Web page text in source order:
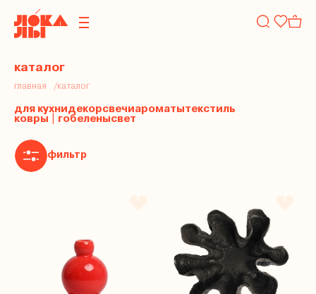
каталог
главная каталог
для кухнидекорсвечиароматытекстиль
ковры | гобеленысвет
фильтр